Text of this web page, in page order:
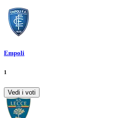
Empoli
1
Vedi i voti